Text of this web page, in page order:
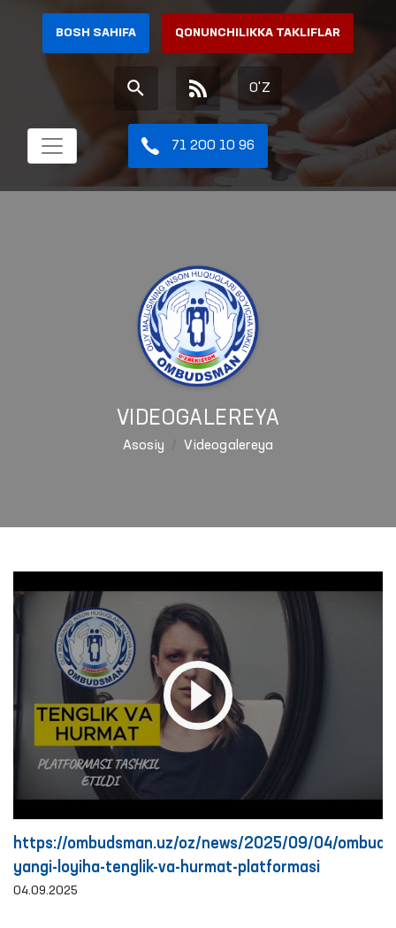
BOSH SAHIFA QONUNCHILIKKA TAKLIFLAR
O'Z
71 200 10 96
VIDEOGALEREYA
Asosiy Videogalereya
https://ombudsman.uz/oz/news/2025/09/04/
yangi-loyiha-tenglik-va-hurmat-platformasi
04.09.2025